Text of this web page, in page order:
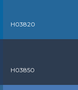
H03820
H03850